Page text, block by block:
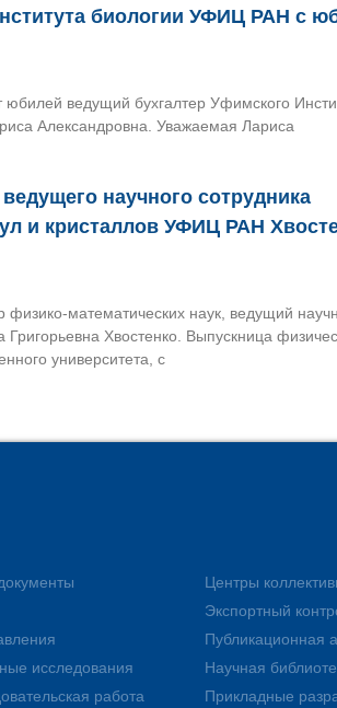
биологии УФИЦ РАН с
ведущий бухгалтер Уфимского
Александровна. Уважаемая Лариса
научного сотрудника
и кристаллов УФИЦ РАН
физико-математических наук, ведущий
Хвостенко. Выпускница
университета, с
исследования
работа
Центры
Экспортный
Публикационная
Научная
Прикладные